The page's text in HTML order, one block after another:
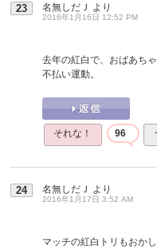
23 名無しだＪ より
2016年1月16日 12:52 PM
去年の紅白で、おばあち
不払い運動。
それな！ 96
24 名無しだＪ より
2016年1月17日 3:52 AM
マッチの紅白トリもおか